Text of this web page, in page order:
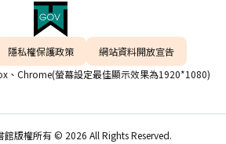
隱私權保護政策
網站資料開放宣告
、Chrome(螢幕設定最佳顯示效果為1920*1080)
館版權所有 © 2026 All Rights Reserved.